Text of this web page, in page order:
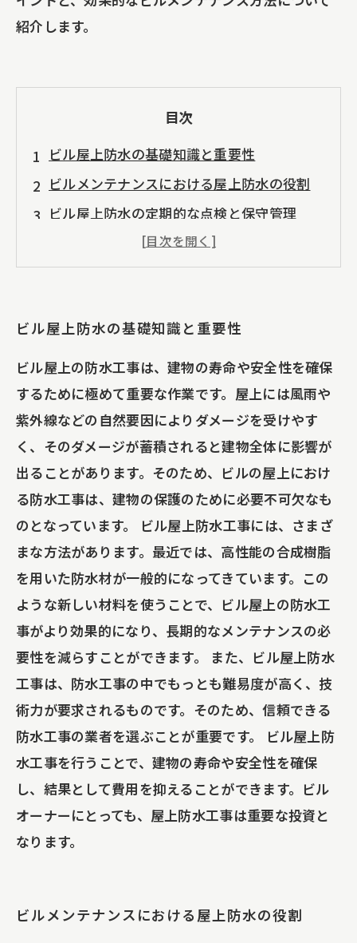
紹介します。
目次
ビル屋上防水の基礎知識と重要性
ビルメンテナンスにおける屋上防水の役割
ビル屋上防水の定期的な点検と保守管理
ビルメンテナンスにおけるビル屋上の安全対
策
ビル屋上防水の基礎知識と重要性
ビル屋上の防水工事は、建物の寿命や安全性を確保
するために極めて重要な作業です。屋上には風雨や
紫外線などの自然要因によりダメージを受けやす
く、そのダメージが蓄積されると建物全体に影響が
出ることがあります。そのため、ビルの屋上におけ
る防水工事は、建物の保護のために必要不可欠なも
のとなっています。 ビル屋上防水工事には、さまざ
まな方法があります。最近では、高性能の合成樹脂
を用いた防水材が一般的になってきています。この
ような新しい材料を使うことで、ビル屋上の防水工
事がより効果的になり、長期的なメンテナンスの必
要性を減らすことができます。 また、ビル屋上防水
工事は、防水工事の中でもっとも難易度が高く、技
術力が要求されるものです。そのため、信頼できる
防水工事の業者を選ぶことが重要です。 ビル屋上防
水工事を行うことで、建物の寿命や安全性を確保
し、結果として費用を抑えることができます。ビル
オーナーにとっても、屋上防水工事は重要な投資と
なります。
ビルメンテナンスにおける屋上防水の役割